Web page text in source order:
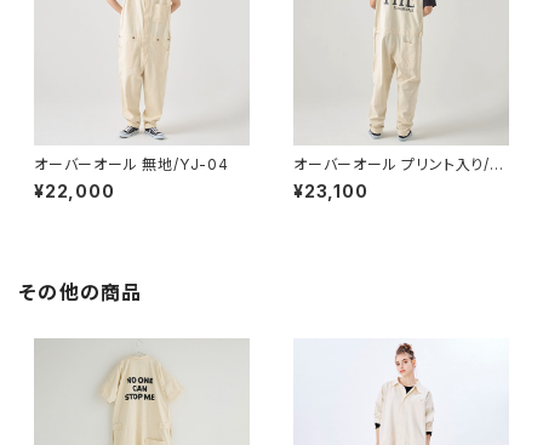
オーバーオール 無地/YJ-04
¥22,000
オーバーオール プリント入り/Y
J-04_The
¥23,100
その他の商品